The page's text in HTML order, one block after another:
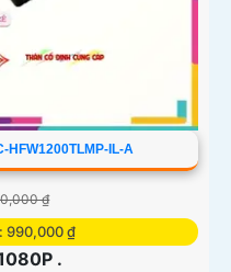
HFW1200TLMP-IL-A
₫
990,000 ₫
.